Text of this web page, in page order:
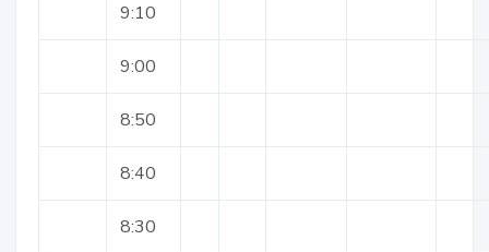
9:10
9:00
8:50
8:40
8:30